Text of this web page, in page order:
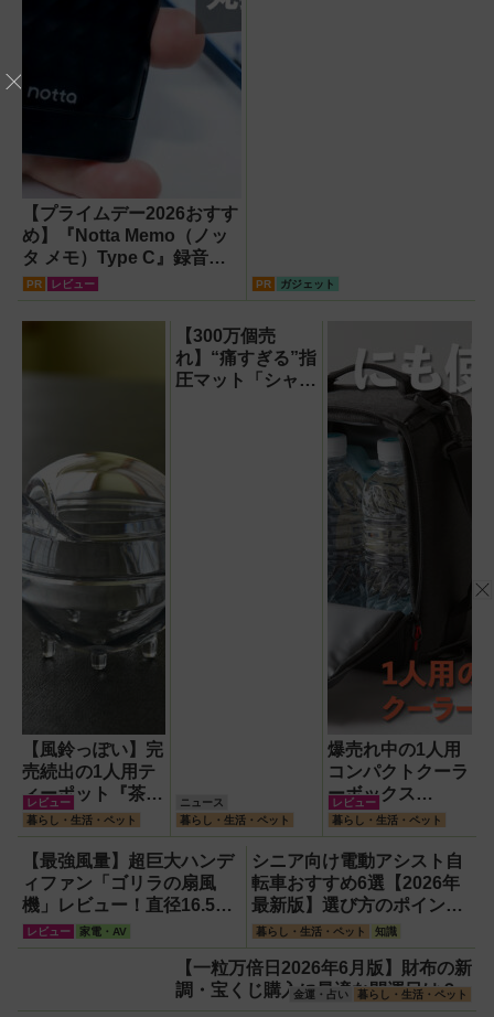
【プライムデー2026おすす
め】『Notta Memo（ノッ
タ メモ）Type C』録音か
らAI自動文字起こし・翻
スレコーダー！【議事録作
PR レビュー PR ガジェット
【風鈴っぽい】完
売続出の1人用テ
ィーポット『茶鈴
（ティーリン）』
を使ってみた！川
越の風鈴から着想
を得たかわいい見
た目のリアルな使
い勝手を徹底解説
レビュー
暮らし・生活・ペット
【300万個売
れ】“痛すぎる”指
圧マット「シャク
ニュース
暮らし・生活・ペット
爆売れ中の1人用
コンパクトクーラ
ーボックス
HUGEL「エアロ
ゲルソフトクーラ
ー4L」【アイリ
スオーヤマ】！宇
宙服の技術で保冷
力も異次元だった
レビュー
暮らし・生活・ペット
【最強風量】超巨大ハンデ
ィファン「ゴリラの扇風
機」レビュー！直径16.5cm
の巨大ファンで想像以上の
涼しさを体感
レビュー 家電・AV
シニア向け電動アシスト自
転車おすすめ6選【2026年
最新版】選び方のポイント
は「またぎやすさ」「軽
さ」「足つきの良さ」
暮らし・生活・ペット 知識
【一粒万倍日2026年6月版】財布の新
調・宝くじ購入に最適な開運日は？
金運・占い 暮らし・生活・ペット